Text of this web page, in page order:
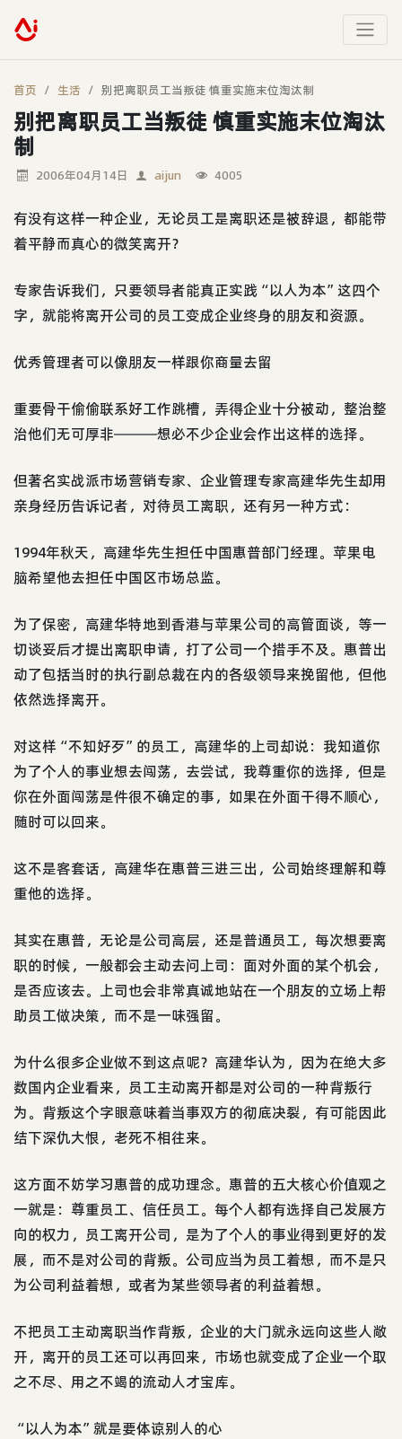
首页 生活 别把离职员工当叛徒 慎重实施末位淘汰制
别把离职员工当叛徒 慎重实施末位淘汰
制
2006年04月14日 aijun 4005
有没有这样一种企业，无论员工是离职还是被辞退，都能带
着平静而真心的微笑离开？
专家告诉我们，只要领导者能真正实践“以人为本”这四个
字，就能将离开公司的员工变成企业终身的朋友和资源。
优秀管理者可以像朋友一样跟你商量去留
重要骨干偷偷联系好工作跳槽，弄得企业十分被动，整治整
治他们无可厚非―――想必不少企业会作出这样的选择。
但著名实战派市场营销专家、企业管理专家高建华先生却用
亲身经历告诉记者，对待员工离职，还有另一种方式：
1994年秋天，高建华先生担任中国惠普部门经理。苹果电
脑希望他去担任中国区市场总监。
为了保密，高建华特地到香港与苹果公司的高管面谈，等一
切谈妥后才提出离职申请，打了公司一个措手不及。惠普出
动了包括当时的执行副总裁在内的各级领导来挽留他，但他
依然选择离开。
对这样“不知好歹”的员工，高建华的上司却说：我知道你
为了个人的事业想去闯荡，去尝试，我尊重你的选择，但是
你在外面闯荡是件很不确定的事，如果在外面干得不顺心，
随时可以回来。
这不是客套话，高建华在惠普三进三出，公司始终理解和尊
重他的选择。
其实在惠普，无论是公司高层，还是普通员工，每次想要离
职的时候，一般都会主动去问上司：面对外面的某个机会，
是否应该去。上司也会非常真诚地站在一个朋友的立场上帮
助员工做决策，而不是一味强留。
为什么很多企业做不到这点呢？高建华认为，因为在绝大多
数国内企业看来，员工主动离开都是对公司的一种背叛行
为。背叛这个字眼意味着当事双方的彻底决裂，有可能因此
结下深仇大恨，老死不相往来。
这方面不妨学习惠普的成功理念。惠普的五大核心价值观之
一就是：尊重员工、信任员工。每个人都有选择自己发展方
向的权力，员工离开公司，是为了个人的事业得到更好的发
展，而不是对公司的背叛。公司应当为员工着想，而不是只
为公司利益着想，或者为某些领导者的利益着想。
不把员工主动离职当作背叛，企业的大门就永远向这些人敞
开，离开的员工还可以再回来，市场也就变成了企业一个取
之不尽、用之不竭的流动人才宝库。
“以人为本”就是要体谅别人的心